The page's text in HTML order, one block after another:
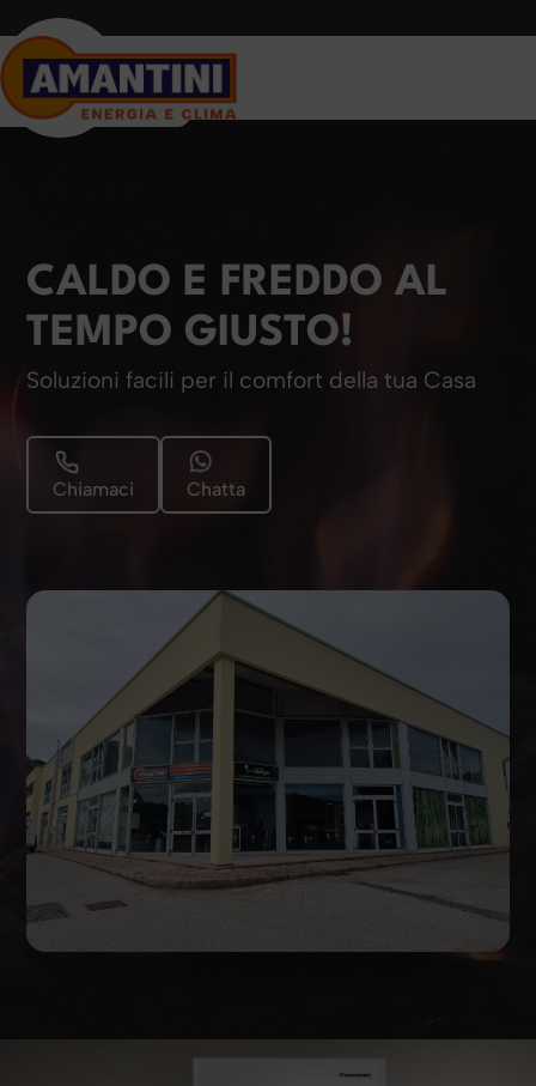
CALDO E FREDDO AL
TEMPO GIUSTO!
Soluzioni facili per il comfort della tua Casa
Chiamaci Chatta